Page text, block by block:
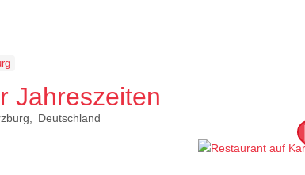
Jahreszeiten
Deutschland